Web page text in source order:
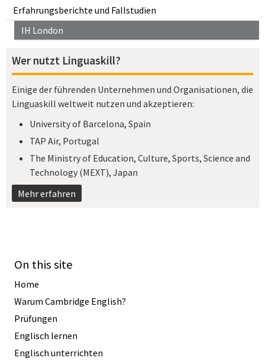
Erfahrungsberichte und Fallstudien
IH London
Wer nutzt Linguaskill?
Einige der führenden Unternehmen und Organisationen, die
Linguaskill weltweit nutzen und akzeptieren:
University of Barcelona, Spain
TAP Air, Portugal
The Ministry of Education, Culture, Sports, Science and
Technology (MEXT), Japan​
Mehr erfahren
On this site
Home
Warum Cambridge English?
Prüfungen
Englisch lernen
Englisch unterrichten